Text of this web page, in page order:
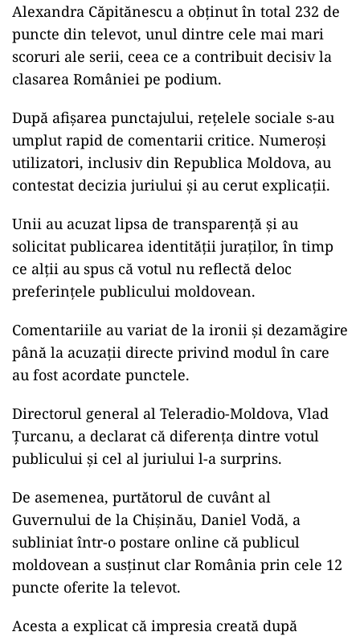
Alexandra Căpitănescu a obținut în total 232 de
puncte din televot, unul dintre cele mai mari
scoruri ale serii, ceea ce a contribuit decisiv la
clasarea României pe podium.
După afișarea punctajului, rețelele sociale s-au
umplut rapid de comentarii critice. Numeroși
utilizatori, inclusiv din Republica Moldova, au
contestat decizia juriului și au cerut explicații.
Unii au acuzat lipsa de transparență și au
solicitat publicarea identității juraților, în timp
ce alții au spus că votul nu reflectă deloc
preferințele publicului moldovean.
Comentariile au variat de la ironii și dezamăgire
până la acuzații directe privind modul în care
au fost acordate punctele.
Directorul general al Teleradio-Moldova, Vlad
Țurcanu, a declarat că diferența dintre votul
publicului și cel al juriului l-a surprins.
De asemenea, purtătorul de cuvânt al
Guvernului de la Chișinău, Daniel Vodă, a
subliniat într-o postare online că publicul
moldovean a susținut clar România prin cele 12
puncte oferite la televot.
Acesta a explicat că impresia creată după